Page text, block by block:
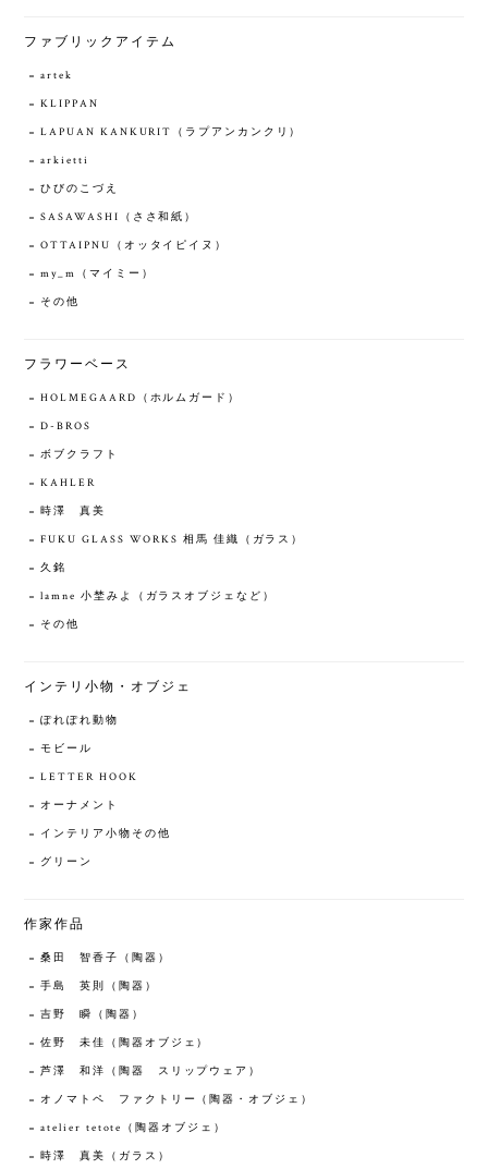
ファブリックアイテム
artek
KLIPPAN
LAPUAN KANKURIT（ラプアンカンクリ）
arkietti
ひびのこづえ
SASAWASHI（ささ和紙）
OTTAIPNU（オッタイピイヌ）
my_m（マイミー）
その他
フラワーベース
HOLMEGAARD（ホルムガード）
D-BROS
ボブクラフト
KAHLER
時澤 真美
FUKU GLASS WORKS 相馬 佳織（ガラス）
久銘
lamne 小埜みよ（ガラスオブジェなど）
その他
インテリ小物・オブジェ
ぽれぽれ動物
モビール
LETTER HOOK
オーナメント
インテリア小物その他
グリーン
作家作品
桑田 智香子（陶器）
手島 英則（陶器）
吉野 瞬（陶器）
佐野 未佳（陶器オブジェ）
芦澤 和洋（陶器 スリップウェア）
オノマトペ ファクトリー（陶器・オブジェ）
atelier tetote（陶器オブジェ）
時澤 真美（ガラス）